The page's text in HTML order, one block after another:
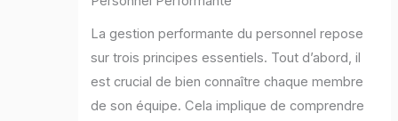
La gestion performante du personnel repose
sur trois principes essentiels. Tout d’abord, il
est crucial de bien connaître chaque membre
de son équipe. Cela implique de comprendre